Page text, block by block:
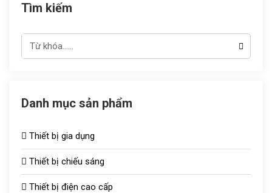
Tìm kiếm
Danh mục sản phẩm
Thiết bị gia dụng
Thiết bị chiếu sáng
Thiết bị điện cao cấp